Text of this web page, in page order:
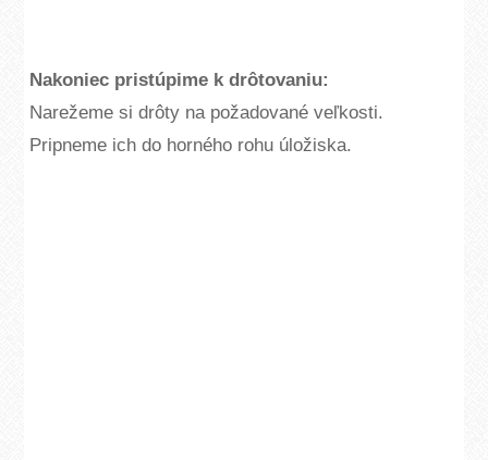
Nakoniec pristúpime k drôtovaniu:
Narežeme si drôty na požadované veľkosti.
Pripneme ich do horného rohu úložiska.